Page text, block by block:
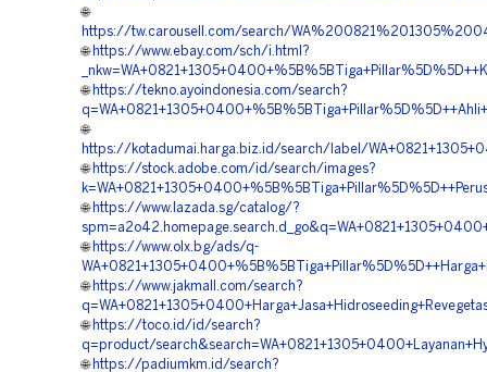
🌐
https://tw.carousell.com/search/
🌐 https://www.ebay.com/sch/i.html?
🌐 https://tekno.ayoindonesia.com/search?
🌐
https://kotadumai.harga.biz.id/search/label/
🌐 https://stock.adobe.com/id/search/images?
🌐 https://www.lazada.sg/catalog/?
🌐 https://www.olx.bg/ads/q-
🌐 https://www.jakmall.com/search?
🌐 https://toco.id/id/search?
q=product/
🌐 https://padiumkm.id/search?